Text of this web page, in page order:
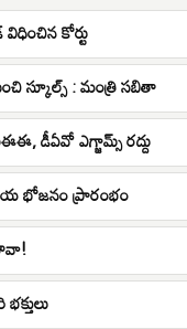
కోర్టు
స్కూల్స్ : మంత్రి సబితా
డీఏవో ఎగ్జామ్స్ రద్దు
భోజ‌నం ప్రారంభం